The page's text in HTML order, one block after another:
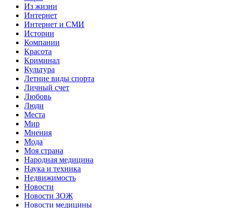
Из жизни
Интернет
Интернет и СМИ
Истории
Компании
Красота
Криминал
Культура
Летние виды спорта
Личный счет
Любовь
Люди
Места
Мир
Мнения
Мода
Моя страна
Народная медицина
Наука и техника
Недвижимость
Новости
Новости ЗОЖ
Новости медицины